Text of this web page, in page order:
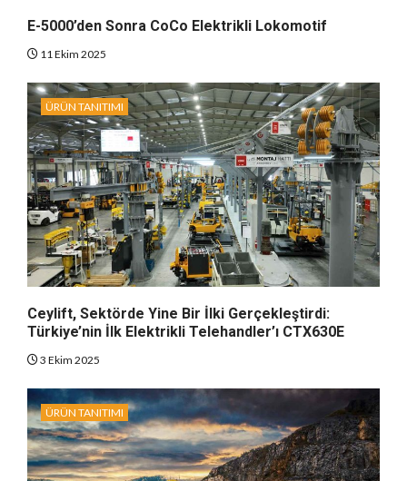
E-5000’den Sonra CoCo Elektrikli Lokomotif
11 Ekim 2025
ÜRÜN TANITIMI
Ceylift, Sektörde Yine Bir İlki Gerçekleştirdi:
Türkiye’nin İlk Elektrikli Telehandler’ı CTX630E
3 Ekim 2025
ÜRÜN TANITIMI